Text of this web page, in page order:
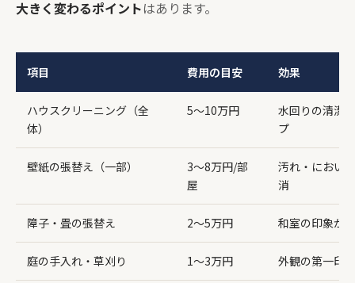
大きく変わるポイントはあります。
項目 費用の目安 効果
ハウスクリーニング（全
体）
5〜10万円
水回りの清潔
プ
壁紙の張替え（一部）
3〜8万円/部
屋
汚れ・におい
消
障子・畳の張替え 2〜5万円 和室の印象が
庭の手入れ・草刈り 1〜3万円 外観の第一印